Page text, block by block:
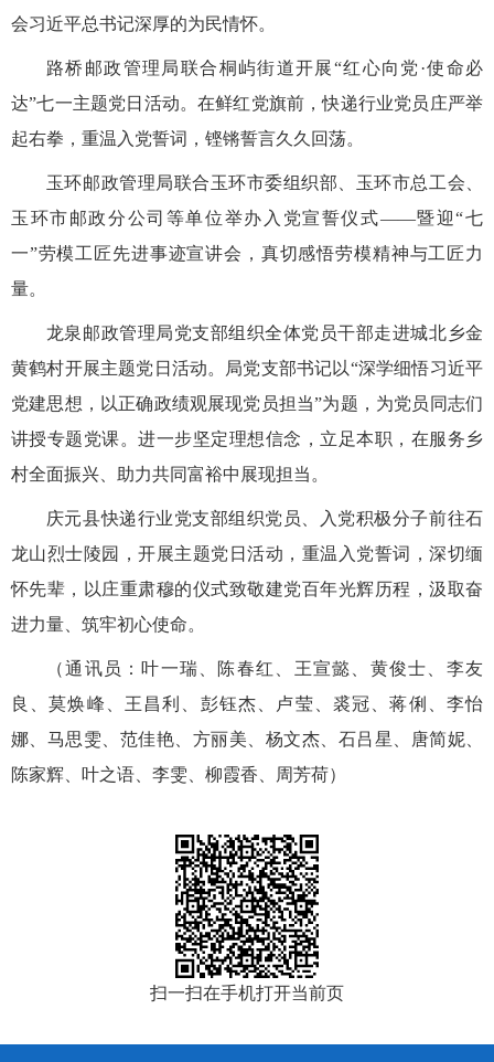
会习近平总书记深厚的为民情怀。
路桥邮政管理局联合桐屿街道开展“红心向党·使命必
达”七一主题党日活动。在鲜红党旗前，快递行业党员庄严举
起右拳，重温入党誓词，铿锵誓言久久回荡。
玉环邮政管理局联合玉环市委组织部、玉环市总工会、
玉环市邮政分公司等单位举办入党宣誓仪式——暨迎“七
一”劳模工匠先进事迹宣讲会，真切感悟劳模精神与工匠力
量。
龙泉邮政管理局党支部组织全体党员干部走进城北乡金
黄鹤村开展主题党日活动。局党支部书记以“深学细悟习近平
党建思想，以正确政绩观展现党员担当”为题，为党员同志们
讲授专题党课。进一步坚定理想信念，立足本职，在服务乡
村全面振兴、助力共同富裕中展现担当。
庆元县快递行业党支部组织党员、入党积极分子前往石
龙山烈士陵园，开展主题党日活动，重温入党誓词，深切缅
怀先辈，以庄重肃穆的仪式致敬建党百年光辉历程，汲取奋
进力量、筑牢初心使命。
（通讯员：叶一瑞、陈春红、王宣懿、黄俊士、李友
良、莫焕峰、王昌利、彭钰杰、卢莹、裘冠、蒋俐、李怡
娜、马思雯、范佳艳、方丽美、杨文杰、石吕星、唐简妮、
陈家辉、叶之语、李雯、柳霞香、周芳荷）
扫一扫在手机打开当前页